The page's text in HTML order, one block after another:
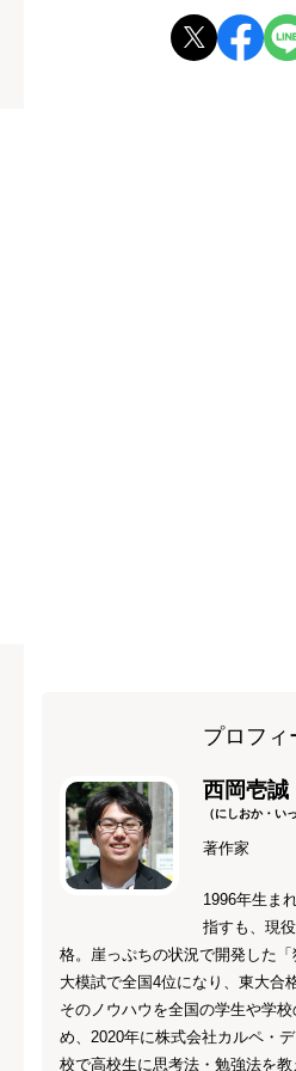
プロフィ
西岡壱誠
（にしおか・い
著作家
1996年生ま
指すも、現
格。崖っぷちの状況で開発した
大模試で全国4位になり、東大合
そのノウハウを全国の学生や学
め、2020年に株式会社カルペ・
校で高校生に思考法・勉強法を